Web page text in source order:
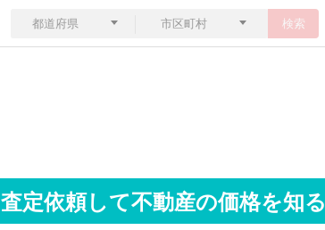
検索
査定依頼して不動産の価格を知る